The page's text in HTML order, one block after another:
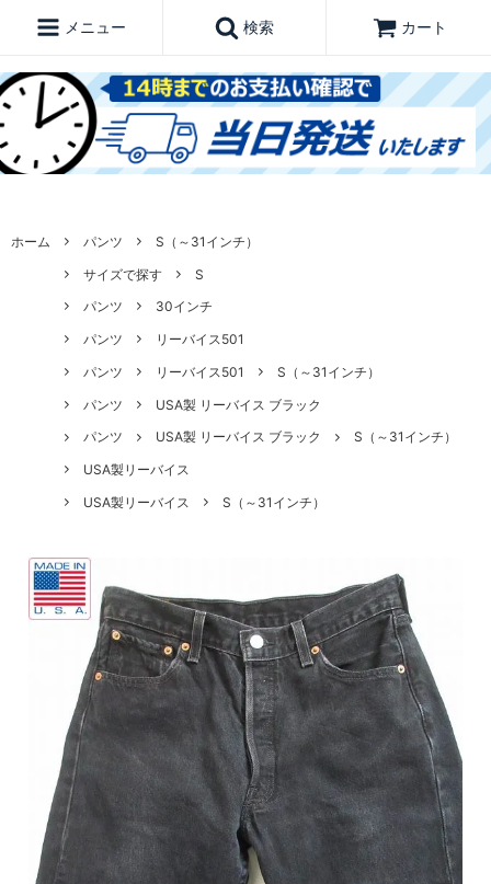
メニュー 検索 カート
ホーム パンツ
S（～31インチ）
サイズで探す
S
パンツ
30インチ
パンツ
リーバイス501
パンツ
リーバイス501
S（～31インチ）
パンツ
USA製 リーバイス ブラック
パンツ
USA製 リーバイス ブラック
S（～31インチ）
USA製リーバイス
USA製リーバイス
S（～31インチ）